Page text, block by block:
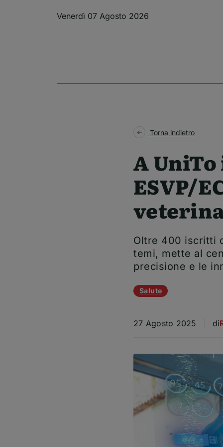
Venerdì 07 Agosto 2026
Torna indietro
A
ESVP/
Oltre 400 iscritti
temi, mette al
precisione e le
Salute
27 Agosto 2025 di